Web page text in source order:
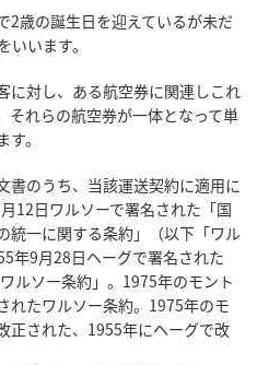
2歳の誕生日を迎えているが未だ
います。
に対し、ある航空券に関連しこれ
それらの航空券が一体となって単
。
書のうち、当該運送契約に適用に
12日ワルソーで署名された「国
統一に関する条約」（以下「ワル
年9月28日ヘーグで署名された
ルソー条約」。1975年のモント
れたワルソー条約。1975年のモ
正された、1955年にヘーグで改